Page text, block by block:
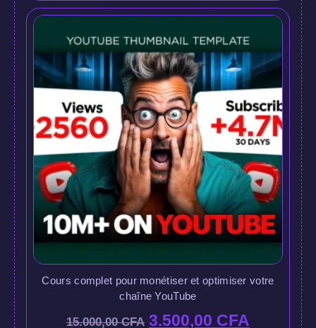
Cours complet pour monétiser et optimiser votre
chaîne YouTube
15.000,00CFA 3.500,00 CFA